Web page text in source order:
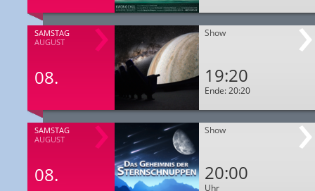
SAMSTAG
AUGUST
08.
Show
19:20
Ende: 20:20
SAMSTAG
AUGUST
08.
Show
20:00
Uhr